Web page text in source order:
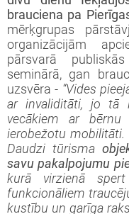
brauciena pa
mērķgrupas
organizācijām
pārsvarā
seminārā, gan
uzsvēra - “Vides
ar invaliditāti, jo tā
vecākiem ar
ierobežotu mobilitāti.
Daudzi tūrisma
savu pakalpojumu
kurā virzienā
funkcionāliem
kustību un garīga